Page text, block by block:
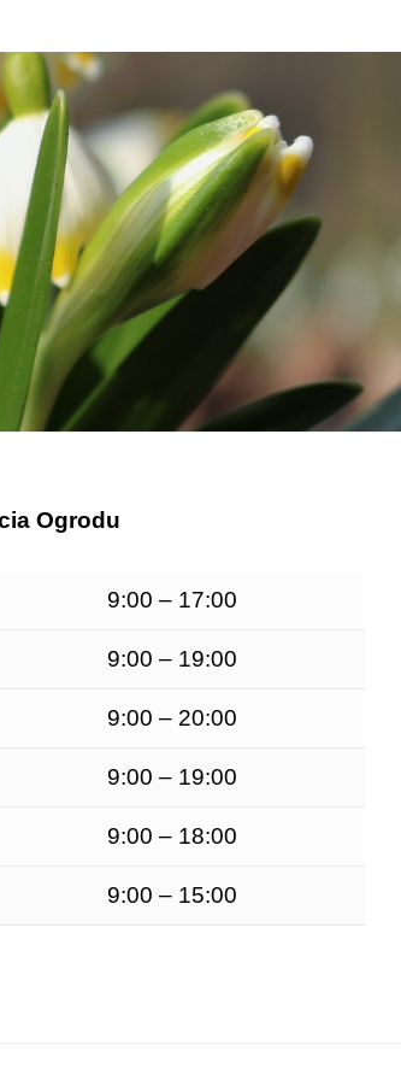
Ogrodu
9:00 – 17:00
9:00 – 19:00
9:00 – 20:00
9:00 – 19:00
9:00 – 18:00
9:00 – 15:00